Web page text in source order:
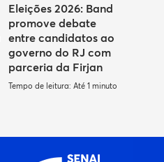
Eleições 2026: Band
promove debate
entre candidatos ao
governo do RJ com
parceria da Firjan
Tempo de leitura: Até 1 minuto